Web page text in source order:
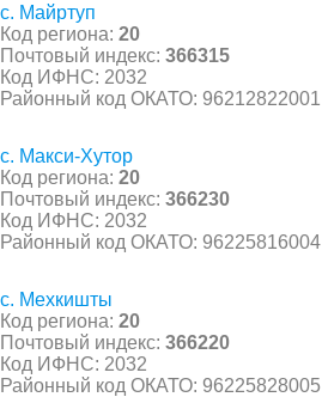
с. Майртуп
Код региона: 20
Почтовый индекс: 366315
Код ИФНС: 2032
Районный код ОКАТО: 96212822001
с. Макси-Хутор
Код региона: 20
Почтовый индекс: 366230
Код ИФНС: 2032
Районный код ОКАТО: 96225816004
с. Мехкишты
Код региона: 20
Почтовый индекс: 366220
Код ИФНС: 2032
Районный код ОКАТО: 96225828005